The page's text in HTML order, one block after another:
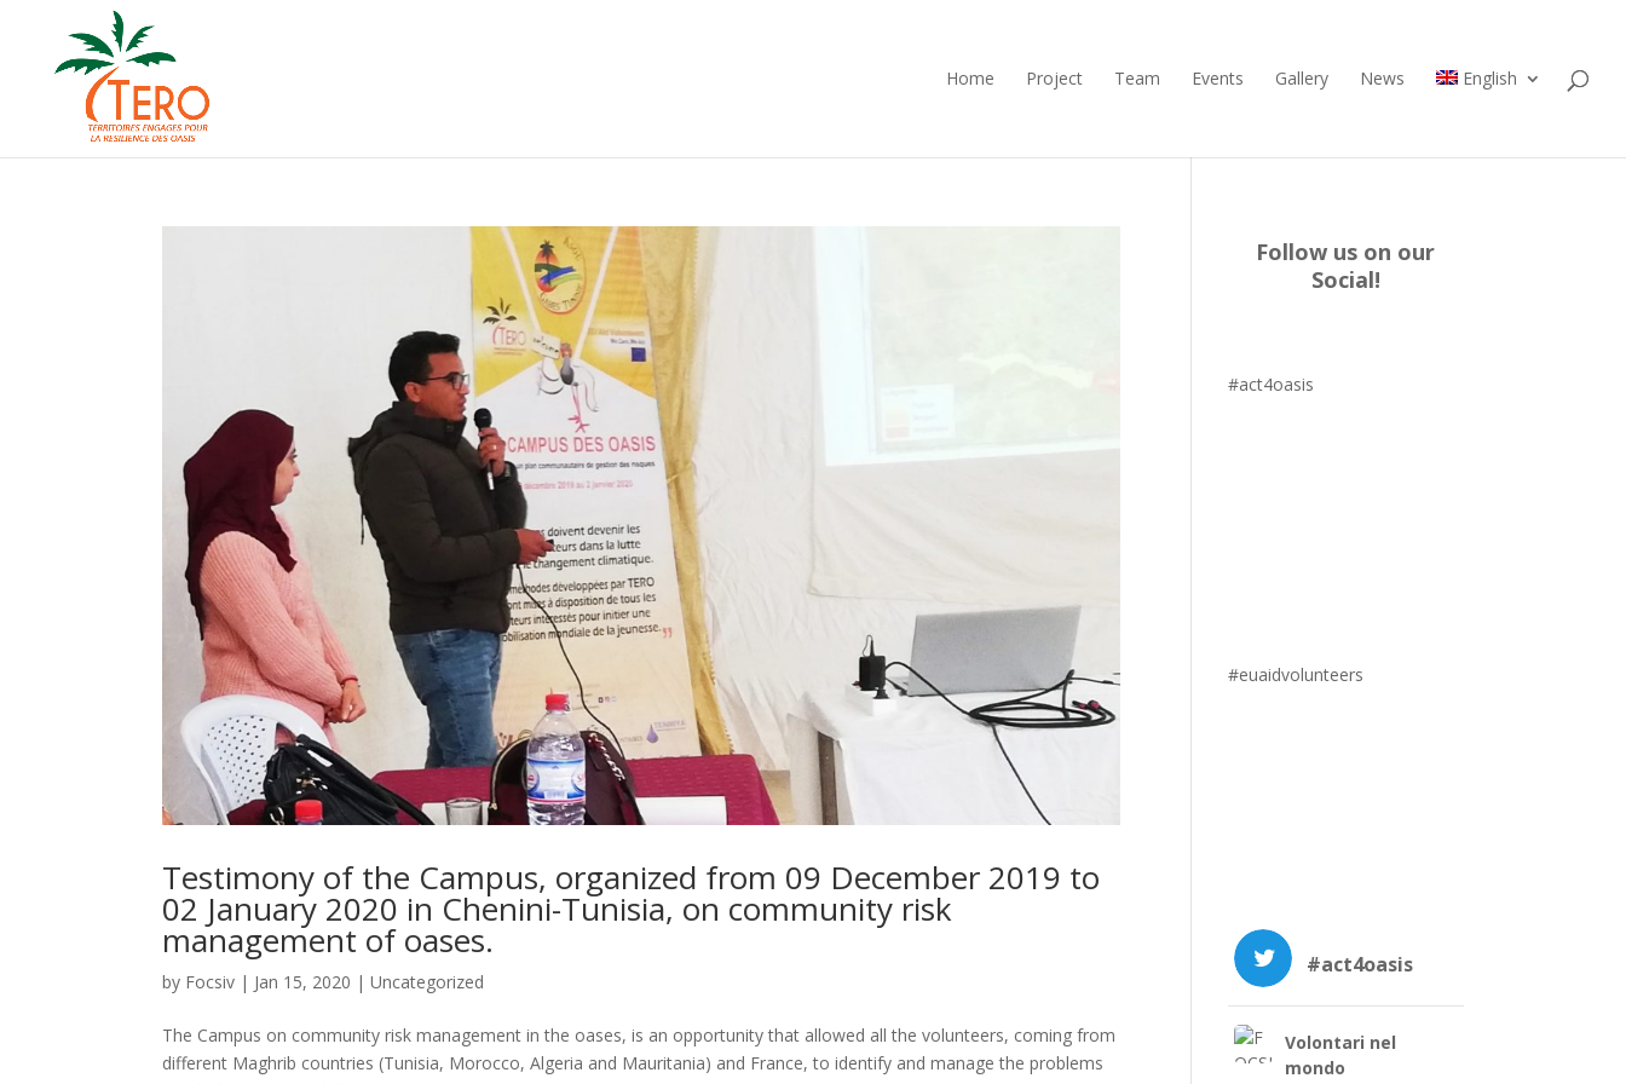
Home Project Team Events Gallery News English
Testimony of the Campus, organized from 09 December 2019 to
02 January 2020 in Chenini-Tunisia, on community risk
management of oases.
by Focsiv | Jan 15, 2020 |Uncategorized
The Campus on community risk management in the oases, is an opportunity that allowed all the volunteers, coming from
different Maghrib countries (Tunisia, Morocco, Algeria and Mauritania) and France, to identify and manage the problems
Follow us on our
Social!
#act4oasis
#euaidvolunteers
#act4oasis
Volontari nel
mondo